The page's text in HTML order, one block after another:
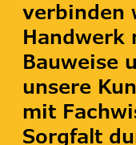
verbinden
Handwerk
Bauweise
unsere
mit
Sorgfalt